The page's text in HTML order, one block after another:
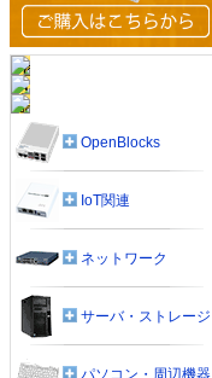
OpenBlocks
IoT関連
ネットワーク
サーバ・ストレージ
パソコン・周辺機器